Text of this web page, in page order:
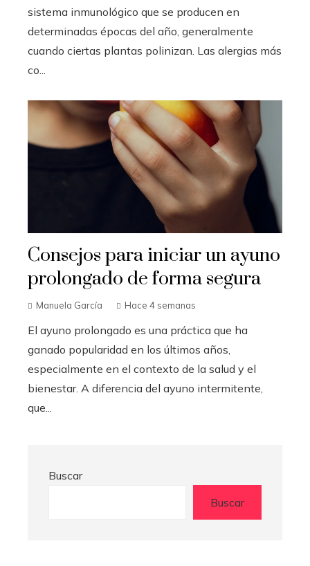
sistema inmunológico que se producen en
determinadas épocas del año, generalmente
cuando ciertas plantas polinizan. Las alergias más
co...
Consejos para iniciar un ayuno
prolongado de forma segura
Manuela García Hace 4 semanas
El ayuno prolongado es una práctica que ha
ganado popularidad en los últimos años,
especialmente en el contexto de la salud y el
bienestar. A diferencia del ayuno intermitente,
que...
Buscar
Buscar